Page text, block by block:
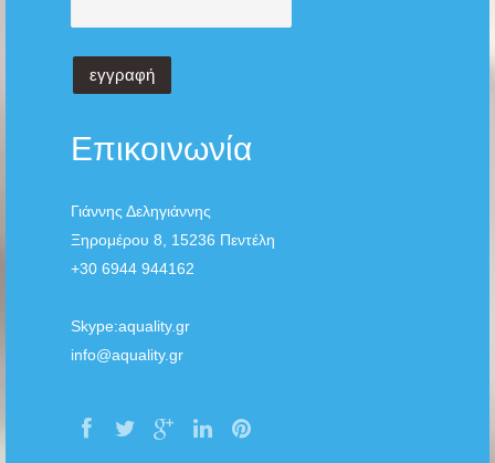
Επικοινωνία
Γιάννης Δεληγιάννης
Ξηρομέρου 8, 15236 Πεντέλη
+30 6944 944162
Skype:aquality.gr
info@aquality.gr